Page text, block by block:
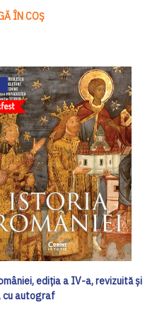
ÎN COȘ
ediția a IV-a, revizuită și
cu autograf